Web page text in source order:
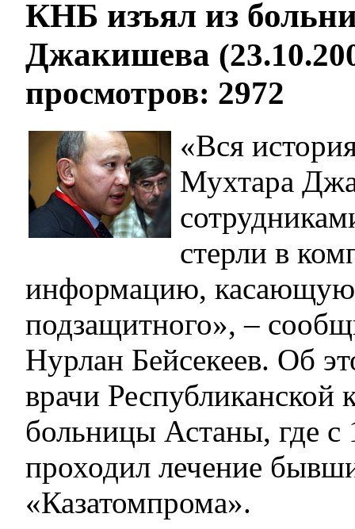
КНБ изъял из
Джакишева
просмотров: 2972
«Вся
Мухтара
стерли в
информацию,
подзащитного», –
Нурлан Бейсекеев. Об
врачи Республиканской
больницы Астаны, где с
проходил лечение
«Казатомпрома».